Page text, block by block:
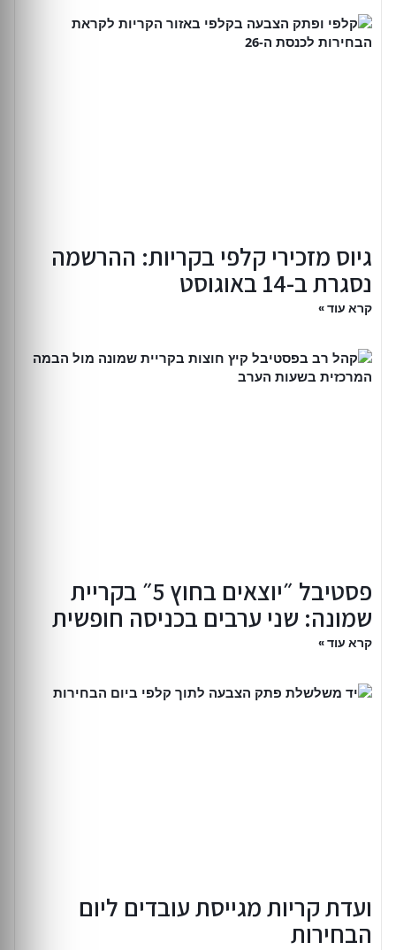
גיוס מזכירי קלפי בקריות: ההרשמה
נסגרת ב-14 באוגוסט
קרא עוד »
פסטיבל ״יוצאים בחוץ 5״ בקריית
שמונה: שני ערבים בכניסה חופשית
קרא עוד »
ועדת קריות מגייסת עובדים ליום
הבחירות